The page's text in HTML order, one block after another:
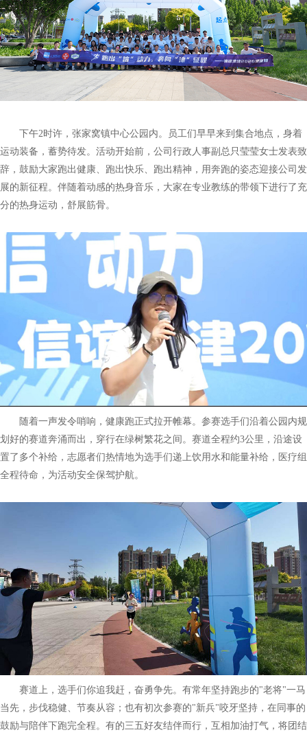
下午2时许，张家窝镇中心公园内。员工们早早来到集合地点，身着
运动装备，蓄势待发。活动开始前，公司行政人事副总只莹莹女士发表致
辞，鼓励大家跑出健康、跑出快乐、跑出精神，用奔跑的姿态迎接公司发
展的新征程。伴随着动感的热身音乐，大家在专业教练的带领下进行了充
分的热身运动，舒展筋骨。
随着一声发令哨响，健康跑正式拉开帷幕。参赛选手们沿着公园内规
划好的赛道奔涌而出，穿行在绿树繁花之间。赛道全程约3公里，沿途设
置了多个补给，志愿者们热情地为选手们递上饮用水和能量补给，医疗组
全程待命，为活动安全保驾护航。
赛道上，选手们你追我赶，奋勇争先。有常年坚持跑步的"老将"一马
当先，步伐稳健、节奏从容；也有初次参赛的"新兵"咬牙坚持，在同事的
鼓励与陪伴下跑完全程。有的三五好友结伴而行，互相加油打气，将团结